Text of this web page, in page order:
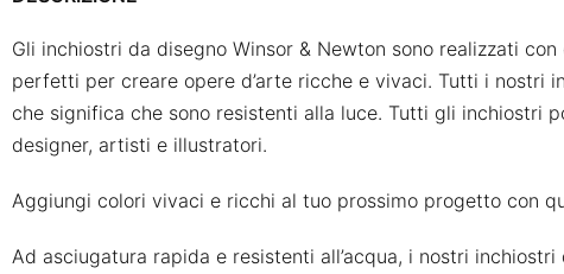
Gli inchiostri da disegno Winsor & Newton sono realizzati
perfetti per creare opere d’arte ricche e vivaci. Tutti i nostri
che significa che sono resistenti alla luce. Tutti gli inchiostri
designer, artisti e illustratori.
Aggiungi colori vivaci e ricchi al tuo prossimo progetto con
Ad asciugatura rapida e resistenti all’acqua, i nostri